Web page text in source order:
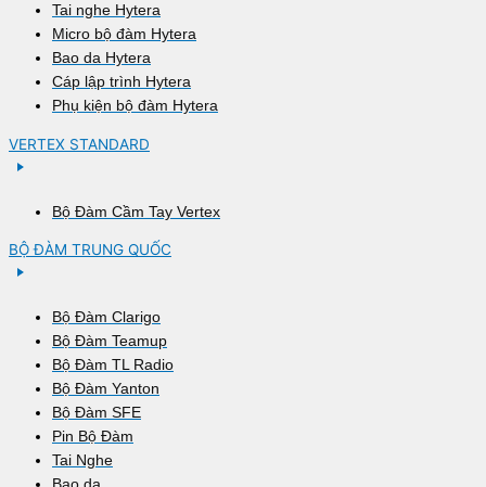
Tai nghe Hytera
Micro bộ đàm Hytera
Bao da Hytera
Cáp lập trình Hytera
Phụ kiện bộ đàm Hytera
VERTEX STANDARD
Bộ Đàm Cầm Tay Vertex
BỘ ĐÀM TRUNG QUỐC
Bộ Đàm Clarigo
Bộ Đàm Teamup
Bộ Đàm TL Radio
Bộ Đàm Yanton
Bộ Đàm SFE
Pin Bộ Đàm
Tai Nghe